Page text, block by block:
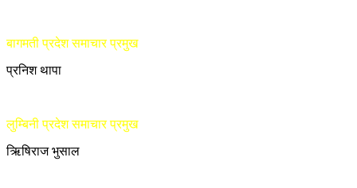
बागमती प्रदेश समाचार प्रमुख
प्रनिश थापा
लुम्बिनी प्रदेश समाचार प्रमुख
ऋिषिराज भुसाल